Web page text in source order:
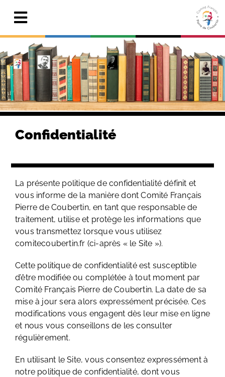
contentToggle
Navigation
Actualités
Le Comité
Pierre de Coubertin
Search
for:
Confidentialité
La présente politique de confidentialité définit et
vous informe de la manière dont Comité Français
Pierre de Coubertin, en tant que responsable de
traitement, utilise et protège les informations que
vous transmettez lorsque vous utilisez
comitecoubertin.fr (ci-après « le Site »).
Cette politique de confidentialité est susceptible
d’être modifiée ou complétée à tout moment par
Comité Français Pierre de Coubertin. La date de sa
mise à jour sera alors expressément précisée. Ces
modifications vous engagent dès leur mise en ligne
et nous vous conseillons de les consulter
régulièrement.
En utilisant le Site, vous consentez expressément à
notre politique de confidentialité, dont vous